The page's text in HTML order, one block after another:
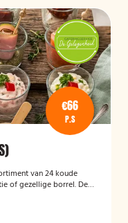
€66
P.S
van 24 koude
of gezellige borrel. De
tonato, verzorgd